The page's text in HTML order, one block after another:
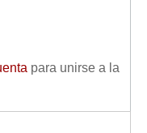
para unirse a la